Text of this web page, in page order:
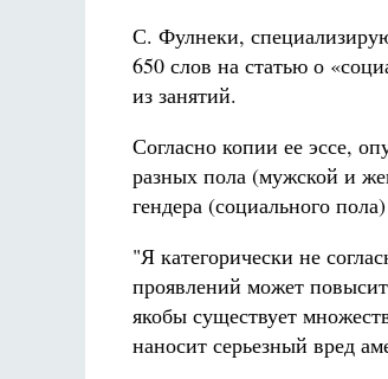
С. Фулнеки,
650 слов на статью о
из занятий.
Согласно копии ее эссе,
разных пола (мужской и
гендера (социального
"Я категорически не
проявлений может
якобы существует
наносит серьезный вред